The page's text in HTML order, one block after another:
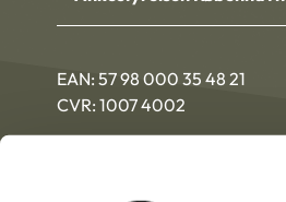
EAN: 57 98 000 35 48 21
CVR: 1007 4002